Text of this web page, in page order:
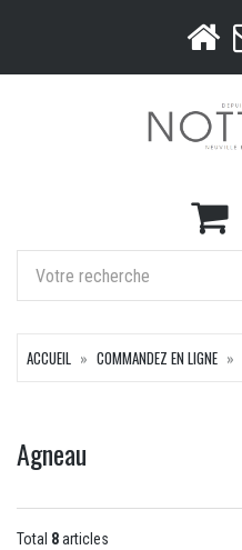
ACCUEIL COMMANDEZ EN LIGNE
Agneau
Total 8articles